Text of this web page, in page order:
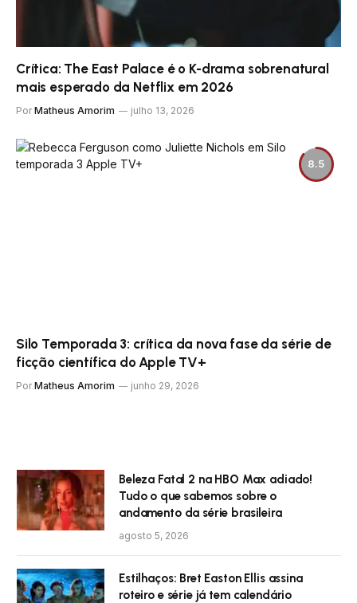
Crítica: The East Palace é o K-drama sobrenatural
mais esperado da Netflix em 2026
Por Matheus Amorim julho 13, 2026
8.5
Silo Temporada 3: crítica da nova fase da série de
ficção científica do Apple TV+
Por Matheus Amorim junho 29, 2026
Beleza Fatal 2 na HBO Max adiado!
Tudo o que sabemos sobre o
andamento da série brasileira
agosto 5, 2026
Estilhaços: Bret Easton Ellis assina
roteiro e série já tem calendário